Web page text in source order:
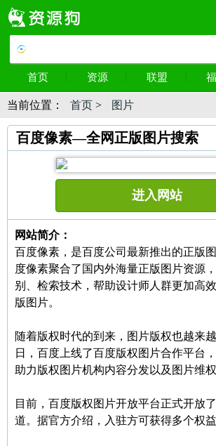
首页 资源 联盟
当前位置： 首页 > 图片
百度像素—全网正版图片搜索
进入网站
网站简介：
百度像素，是百度公司最新推出的正版
度像素聚合了国内外海量正版图片资源
别、检索技术，帮助设计师人群更加高
版图片。
随着版权时代的到来，图片版权也越来
日，百度上线了百度版权图片合作平台
助力版权图片机构内容分发以及图片维权
目前，百度版权图片开放平台正式开放
道。据官方介绍，入驻方可获得多个权益